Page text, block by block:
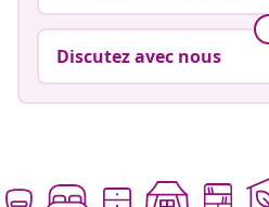
Discutez avec nous